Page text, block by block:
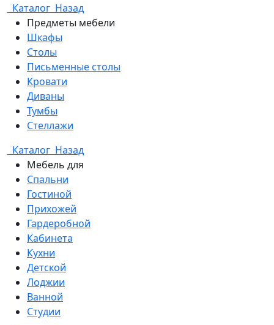
Каталог Назад
Предметы мебели
Шкафы
Столы
Письменные столы
Кровати
Диваны
Тумбы
Стеллажи
Каталог Назад
Мебель для
Спальни
Гостиной
Прихожей
Гардеробной
Кабинета
Кухни
Детской
Лоджии
Ванной
Студии